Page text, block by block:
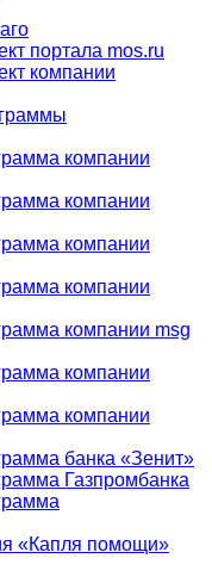
портала mos.ru
компании
компании
компании
компании
компании
компании msg
компании
компании
банка «Зенит»
Газпромбанка
«Капля помощи»